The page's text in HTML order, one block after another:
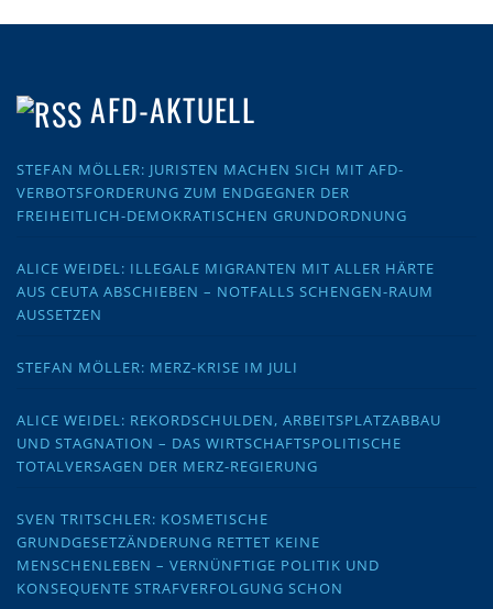
AFD-AKTUELL
STEFAN MÖLLER: JURISTEN MACHEN SICH MIT AFD-
VERBOTSFORDERUNG ZUM ENDGEGNER DER
FREIHEITLICH-DEMOKRATISCHEN GRUNDORDNUNG
ALICE WEIDEL: ILLEGALE MIGRANTEN MIT ALLER HÄRTE
AUS CEUTA ABSCHIEBEN – NOTFALLS SCHENGEN-RAUM
AUSSETZEN
STEFAN MÖLLER: MERZ-KRISE IM JULI
ALICE WEIDEL: REKORDSCHULDEN, ARBEITSPLATZABBAU
UND STAGNATION – DAS WIRTSCHAFTSPOLITISCHE
TOTALVERSAGEN DER MERZ-REGIERUNG
SVEN TRITSCHLER: KOSMETISCHE
GRUNDGESETZÄNDERUNG RETTET KEINE
MENSCHENLEBEN – VERNÜNFTIGE POLITIK UND
KONSEQUENTE STRAFVERFOLGUNG SCHON